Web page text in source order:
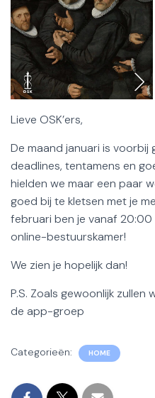
Lieve OSK’ers,
De maand januari is voorbij
deadlines, tentamens en
hielden we maar een paar
goed bij te kletsen met je
februari ben je vanaf 20:00
online-bestuurskamer!
We zien je hopelijk dan!
P.S. Zoals gewoonlijk
de app-groep
Categorieën: HOME